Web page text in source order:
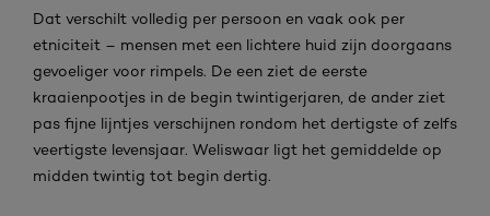
Dat verschilt volledig per persoon en vaak ook per
etniciteit – mensen met een lichtere huid zijn doorgaans
gevoeliger voor rimpels. De een ziet de eerste
kraaienpootjes in de begin twintigerjaren, de ander ziet
pas fijne lijntjes verschijnen rondom het dertigste of zelfs
veertigste levensjaar. Weliswaar ligt het gemiddelde op
midden twintig tot begin dertig.